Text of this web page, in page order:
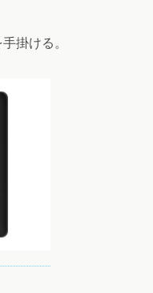
掛ける。